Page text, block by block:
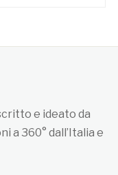
e ideato da
a 360° dall’Italia e